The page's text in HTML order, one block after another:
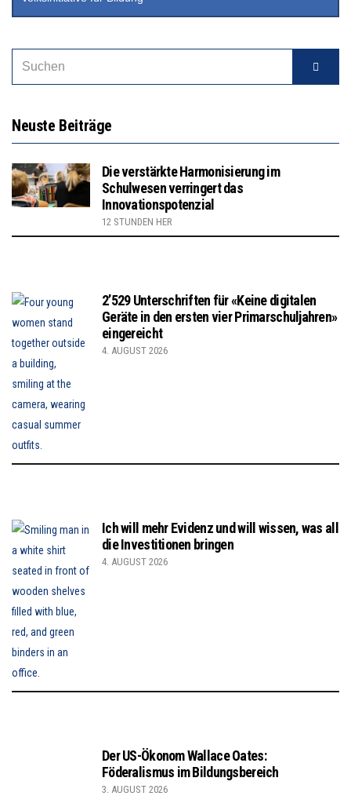
Neuste Beiträge
Die verstärkte Harmonisierung im
Schulwesen verringert das
Innovationspotenzial
12 STUNDEN HER
2’529 Unterschriften für «Keine digitalen
Geräte in den ersten vier Primarschuljahren»
eingereicht
4. AUGUST 2026
Ich will mehr Evidenz und will wissen, was all
die Investitionen bringen
4. AUGUST 2026
Der US-Ökonom Wallace Oates:
Föderalismus im Bildungsbereich
3. AUGUST 2026